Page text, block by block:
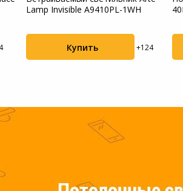
Lamp Invisible A9410PL-1WH
Купить +124
садовые